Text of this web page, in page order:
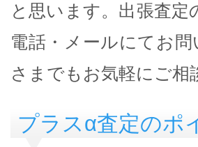
と思います。出張査
電話・メールにてお
さまでもお気軽にご相
プラスα査定のポ